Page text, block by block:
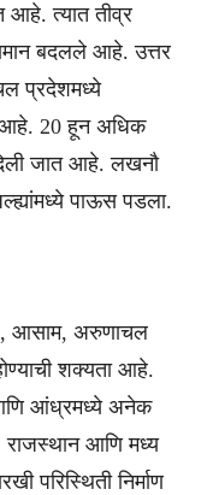
आहे. त्यात तीव्र
बदलले आहे. उत्तर
प्रदेशमध्ये
20 हून अधिक
जात आहे. लखनौ
पाऊस पडला.
आसाम, अरुणाचल
शक्यता आहे.
आणि आंध्रमध्ये अनेक
राजस्थान आणि मध्य
परिस्थिती निर्माण